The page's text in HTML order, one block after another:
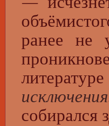
ранее не
исключения
собирался